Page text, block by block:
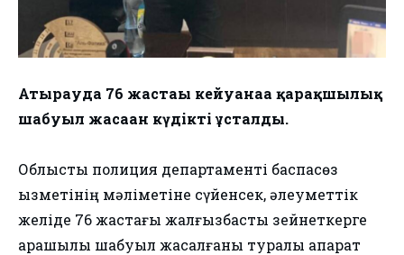
Атырауда 76 жастағы кейуанаға қарақшылық
шабуыл жасаған күдікті ұсталды.
Облыстық полиция департаменті баспасөз
қызметінің мәліметіне сүйенсек, әлеуметтік
желіде 76 жастағы жалғызбасты зейнеткерге
қарақшылық шабуыл жасалғаны туралы ақпарат